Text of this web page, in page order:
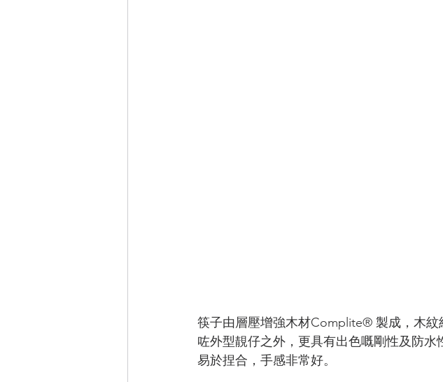
筷子由層壓增強木材Complite® 製成，木
咗外型靚仔之外，更具有出色嘅剛性及防水
易於捏合，手感非常好。